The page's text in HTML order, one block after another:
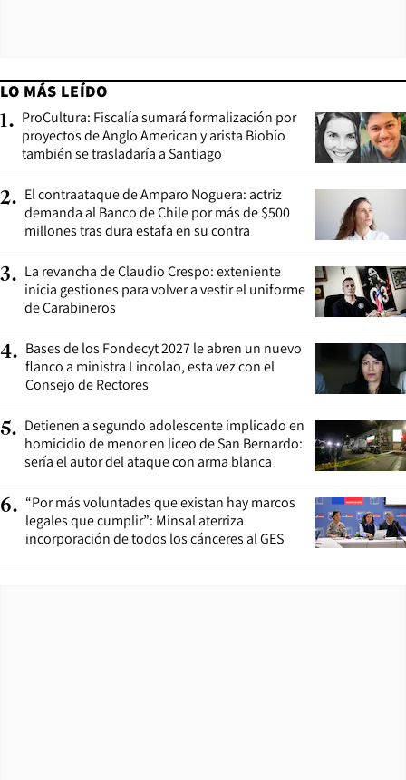
LO MÁS LEÍDO
1. ProCultura: Fiscalía sumará formalización por
proyectos de Anglo American y arista Biobío
también se trasladaría a Santiago
2. El contraataque de Amparo Noguera: actriz
demanda al Banco de Chile por más de $500
millones tras dura estafa en su contra
3. La revancha de Claudio Crespo: exteniente
inicia gestiones para volver a vestir el uniforme
de Carabineros
4. Bases de los Fondecyt 2027 le abren un nuevo
flanco a ministra Lincolao, esta vez con el
Consejo de Rectores
5. Detienen a segundo adolescente implicado en
homicidio de menor en liceo de San Bernardo:
sería el autor del ataque con arma blanca
6. “Por más voluntades que existan hay marcos
legales que cumplir”: Minsal aterriza
incorporación de todos los cánceres al GES